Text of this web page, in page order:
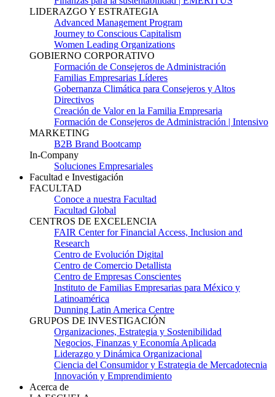
LIDERAZGO Y ESTRATEGIA
Advanced Management Program
Journey to Conscious Capitalism
Women Leading Organizations
GOBIERNO CORPORATIVO
Formación de Consejeros de Administración
Familias Empresarias Líderes
Gobernanza Climática para Consejeros y Altos
Directivos
Creación de Valor en la Familia Empresaria
Formación de Consejeros de Administración | Intensivo
MARKETING
B2B Brand Bootcamp
In-Company
Soluciones Empresariales
Facultad e Investigación
FACULTAD
Conoce a nuestra Facultad
Facultad Global
CENTROS DE EXCELENCIA
FAIR Center for Financial Access, Inclusion and
Research
Centro de Evolución Digital
Centro de Comercio Detallista
Centro de Empresas Conscientes
Instituto de Familias Empresarias para México y
Latinoamérica
Dunning Latin America Centre
GRUPOS DE INVESTIGACIÓN
Organizaciones, Estrategia y Sostenibilidad
Negocios, Finanzas y Economía Aplicada
Liderazgo y Dinámica Organizacional
Ciencia del Consumidor y Estrategia de Mercadotecnia
Innovación y Emprendimiento
Acerca de